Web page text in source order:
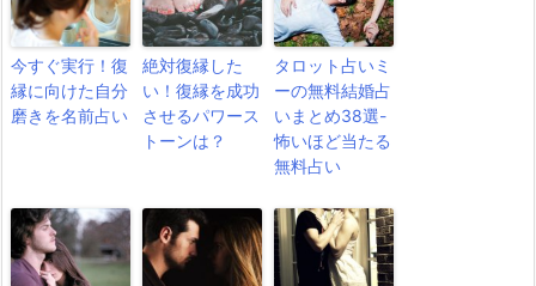
今すぐ実行！復
縁に向けた自分
磨きを名前占い
絶対復縁した
い！復縁を成功
させるパワース
トーンは？
タロット占いミ
ーの無料結婚占
いまとめ38選-
怖いほど当たる
無料占い